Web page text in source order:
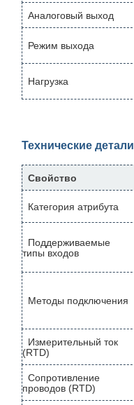
Аналоговый выход
Режим выхода
Нагрузка
Технические детали
Свойство
Категория атрибута
Поддерживаемые
типы входов
Методы подключения
Измерительный ток
(RTD)
Сопротивление
проводов (RTD)